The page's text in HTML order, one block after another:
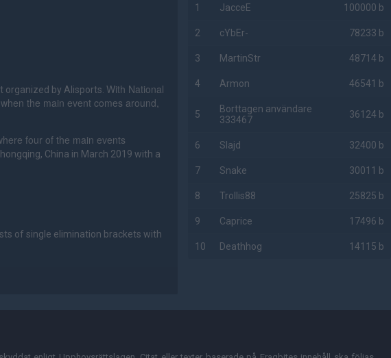
organized by Alisports. With National
the main event comes around,
four of the main events
China in March 2019 with a
of single elimination brackets with
1 JacceE 100000 b
2 cYbEr- 78233 b
3 MartinStr 48714 b
4 Armon 46541 b
5
Borttagen användare
333467
36124 b
6 Slajd 32400 b
7 Snake 30011 b
8 Trollis88 25825 b
9 Caprice 17496 b
10 Deathhog 14115 b